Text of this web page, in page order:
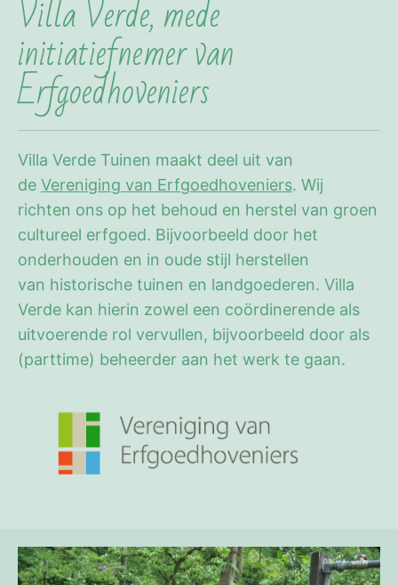
Villa Verde, mede
initiatiefnemer van
Erfgoedhoveniers
Villa Verde Tuinen maakt deel uit van
de Vereniging van Erfgoedhoveniers. Wij
richten ons op het behoud en herstel van groen
cultureel erfgoed. Bijvoorbeeld door het
onderhouden en in oude stijl herstellen
van historische tuinen en landgoederen. Villa
Verde kan hierin zowel een coördinerende als
uitvoerende rol vervullen, bijvoorbeeld door als
(parttime) beheerder aan het werk te gaan.